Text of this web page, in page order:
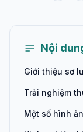
Nội
Giới thiệu sơ
Trải nghiệm
Một số hình